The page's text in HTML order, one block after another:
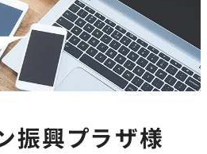
振興プラザ様